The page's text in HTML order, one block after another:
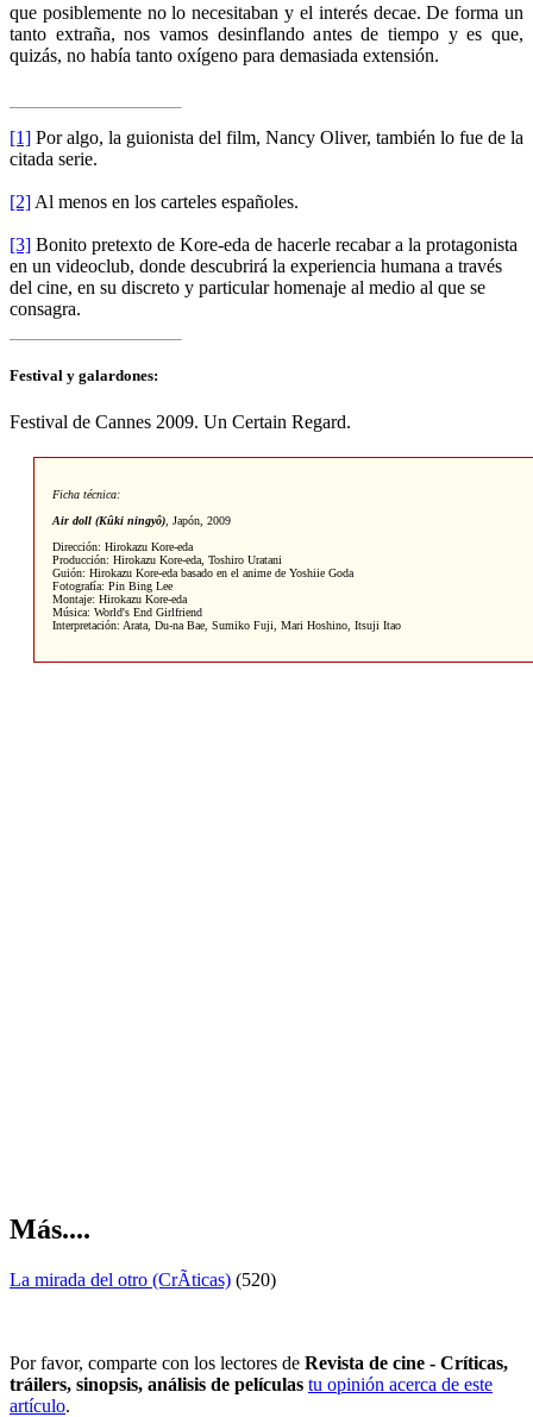
que posiblemente no lo necesitaban y el interés decae. De forma un
tanto extraña, nos vamos desinflando antes de tiempo y es que,
quizás, no había tanto oxígeno para demasiada extensión.
[1] Por algo, la guionista del film, Nancy Oliver, también lo fue de la
citada serie.
[2] Al menos en los carteles españoles.
[3] Bonito pretexto de Kore-eda de hacerle recabar a la protagonista
en un videoclub, donde descubrirá la experiencia humana a través
del cine, en su discreto y particular homenaje al medio al que se
consagra.
Festival y galardones:
Festival de Cannes 2009. Un Certain Regard.
Ficha técnica:
Air doll (Kûki ningyô) Japón, 2009
Dirección: Hirokazu Kore-eda
Producción: Hirokazu Kore-eda, Toshiro Uratani
Guión: Hirokazu Kore-eda basado en el anime de Yoshiie Goda
Fotografía: Pin Bing Lee
Montaje: Hirokazu Kore-eda
Música: World's End Girlfriend
Interpretación: Arata, Du-na Bae, Sumiko Fuji, Mari Hoshino, Itsuji Itao
Más....
La mirada del otro (CrÃ­ticas) (520)
Por favor, comparte con los lectores de Revista de cine - Críticas,
tráilers, sinopsis, análisis de películas tu opinión acerca de este
artículo.